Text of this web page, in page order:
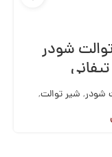
شودر
شودر, شیر توالت,